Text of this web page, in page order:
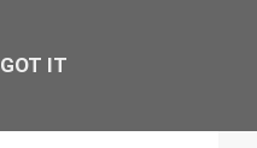
GOT IT